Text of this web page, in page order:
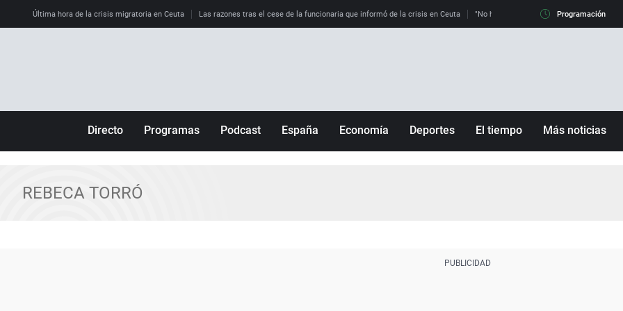
Última hora de la crisis migratoria en Ceuta Las razones tras el cese de la funcionaria que informó de la crisis en Ceuta "No hay mafias, que no nos engañen":
Programación
Directo Programas
Julia en la onda
Podcast España Economía Deportes El tiempo Más noticias
REBECA TORRÓ